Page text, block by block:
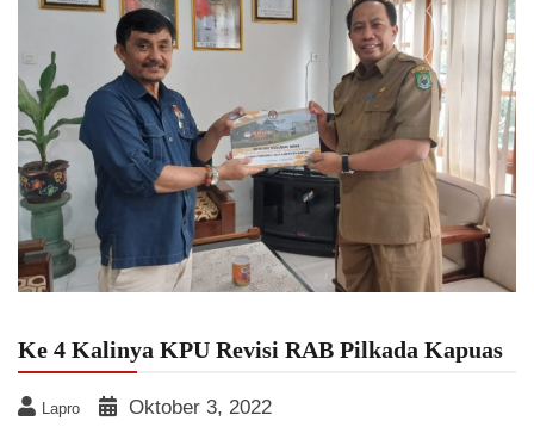
Ke 4 Kalinya KPU Revisi RAB Pilkada Kapuas
Lapro Oktober 3, 2022